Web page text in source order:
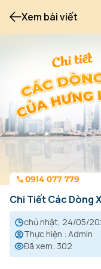
Xem bài viết
Chi Tiết Các Dòng
chủ nhật, 24/05/
Thực hiện : Admin
Đã xem: 302